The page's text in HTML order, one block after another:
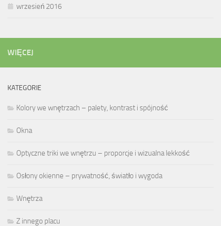
wrzesień 2016
WIĘCEJ
KATEGORIE
Kolory we wnętrzach – palety, kontrast i spójność
Okna
Optyczne triki we wnętrzu – proporcje i wizualna lekkość
Osłony okienne – prywatność, światło i wygoda
Wnętrza
Z innego placu